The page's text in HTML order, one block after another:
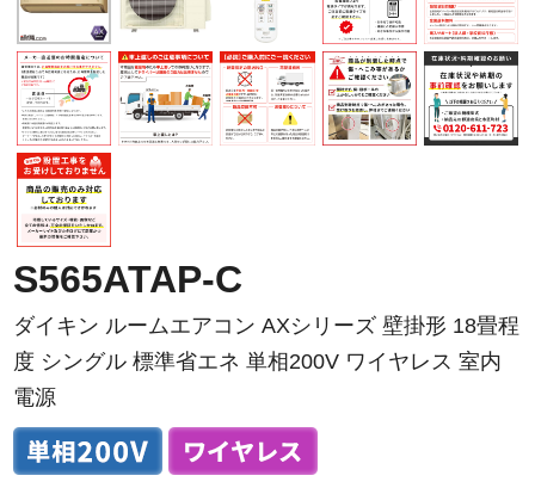
S565ATAP-C
ダイキン ルームエアコン AXシリーズ 壁掛形 18畳程
度 シングル 標準省エネ 単相200V ワイヤレス 室内
電源